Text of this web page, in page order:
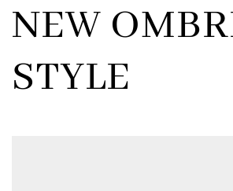
NEW
STYLE